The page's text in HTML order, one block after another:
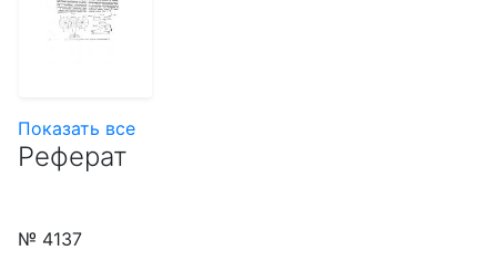
Показать все
Реферат
№ 4137